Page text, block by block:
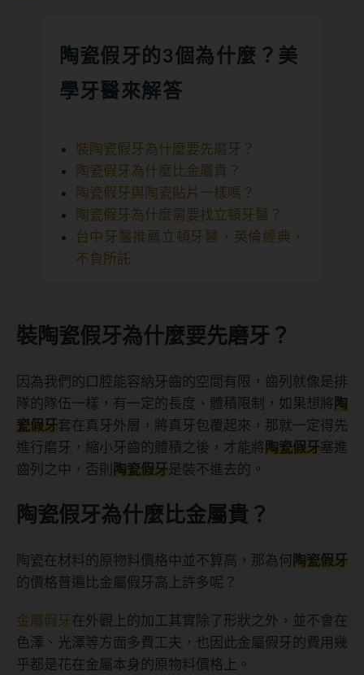
陶瓷假牙的3個為什麼？美
學牙醫來解答
裝陶瓷假牙為什麼要先磨牙？
陶瓷假牙為什麼比金屬貴？
陶瓷假牙與陶瓷貼片一樣嗎？
陶瓷假牙為什麼需要找立頓牙醫？
台中牙醫推薦立頓牙醫，英倫經典，
不負所託
裝陶瓷假牙為什麼要先磨牙？
因為我們的口腔能容納牙齒的空間有限，齒列就像是排
隊的隊伍一樣，有一定的長度、體積限制，如果想將陶
瓷假牙套在真牙外層，將真牙包覆起來，那就一定得先
進行磨牙，縮小牙齒的體積之後，才能將陶瓷假牙塞進
齒列之中，否則 陶瓷假牙是裝不進去的。
陶瓷假牙為什麼比金屬貴？
陶瓷在材料的原物料價格中並不算高，那為何陶瓷假牙
的價格普遍比金屬假牙高上許多呢？
金屬假牙在外觀上的加工其實除了形狀之外，並不會在
色澤、光澤等方面多費工夫，也因此金屬假牙的費用幾
乎都是花在金屬本身的原物料價格上。